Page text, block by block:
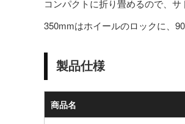
コンパクトに折り畳めるので、
350mmはホイールのロックに、
製品仕様
商品名